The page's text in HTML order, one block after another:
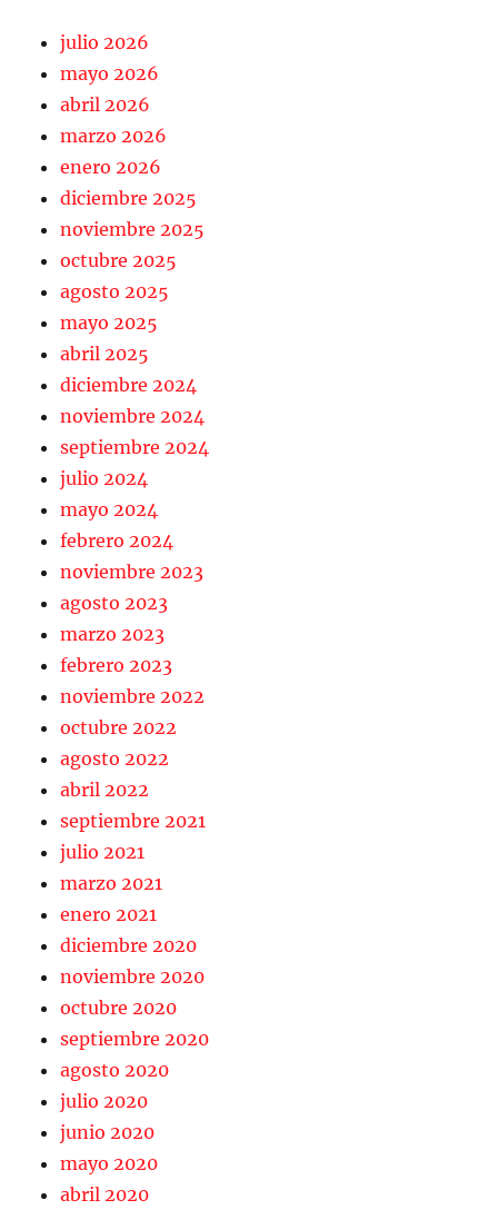
julio 2026
mayo 2026
abril 2026
marzo 2026
enero 2026
diciembre 2025
noviembre 2025
octubre 2025
agosto 2025
mayo 2025
abril 2025
diciembre 2024
noviembre 2024
septiembre 2024
julio 2024
mayo 2024
febrero 2024
noviembre 2023
agosto 2023
marzo 2023
febrero 2023
noviembre 2022
octubre 2022
agosto 2022
abril 2022
septiembre 2021
julio 2021
marzo 2021
enero 2021
diciembre 2020
noviembre 2020
octubre 2020
septiembre 2020
agosto 2020
julio 2020
junio 2020
mayo 2020
abril 2020